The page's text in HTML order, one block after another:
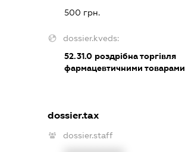
500 грн.
dossier.kveds:
52.31.0 роздрібна торгівля
фармацевтичними товарами
dossier.tax
dossier.staff